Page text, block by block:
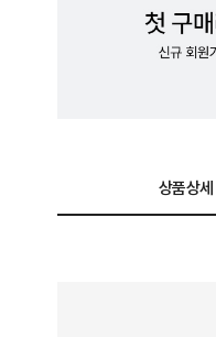
상품상세